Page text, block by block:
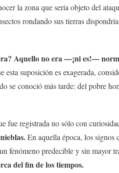
la zona que sería objeto del
rondando sus tierras
Aquello no era —¡ni es!—
suposición es exagerada,
se conoció más tarde: del pobre
fue registrada no sólo con
En aquella época, los signos
fenómeno predecible y sin mayor
del fin de los tiempos.